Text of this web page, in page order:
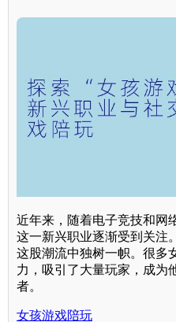
近年来，随着电子竞技和网
这一新兴职业逐渐受到关注
这股潮流中独树一帜。很多
力，吸引了大量玩家，成为
者。
女孩游戏陪玩